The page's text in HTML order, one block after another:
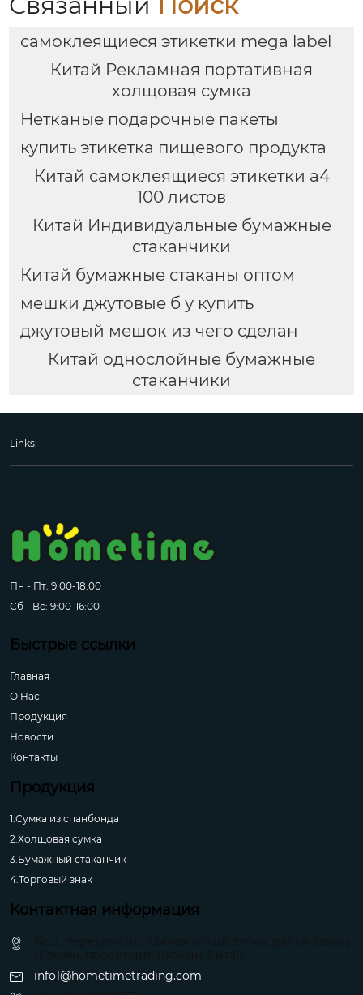
самоклеящиеся этикетки mega label
Китай Рекламная портативная
холщовая сумка
Нетканые подарочные пакеты
купить этикетка пищевого продукта
Китай самоклеящиеся этикетки а4
100 листов
Китай Индивидуальные бумажные
стаканчики
Китай бумажные стаканы оптом
мешки джутовые б у купить
джутовый мешок из чего сделан
Китай однослойные бумажные
стаканчики
Links:
Пн - Пт: 9:00-18:00
Сб - Вс: 9:00-16:00
Быстрые ссылки
Главная
О Hас
Продукция
Новости
Контакты
Продукция
1.Сумка из спанбонда
2.Холщовая сумка
3.Бумажный стаканчик
4.Торговый знак
Контактная информация
info1@hometimetrading.com